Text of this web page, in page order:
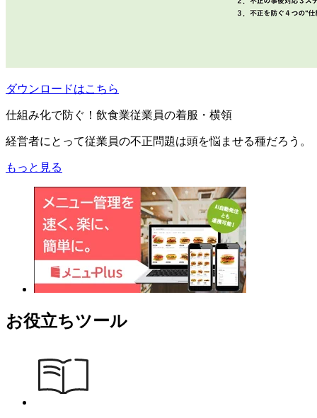
ダウンロードはこちら
仕組み化で防ぐ！飲食業従業員の着服・横領
経営者にとって従業員の不正問題は頭を悩ませる種だろう。
もっと見る
お役立ちツール